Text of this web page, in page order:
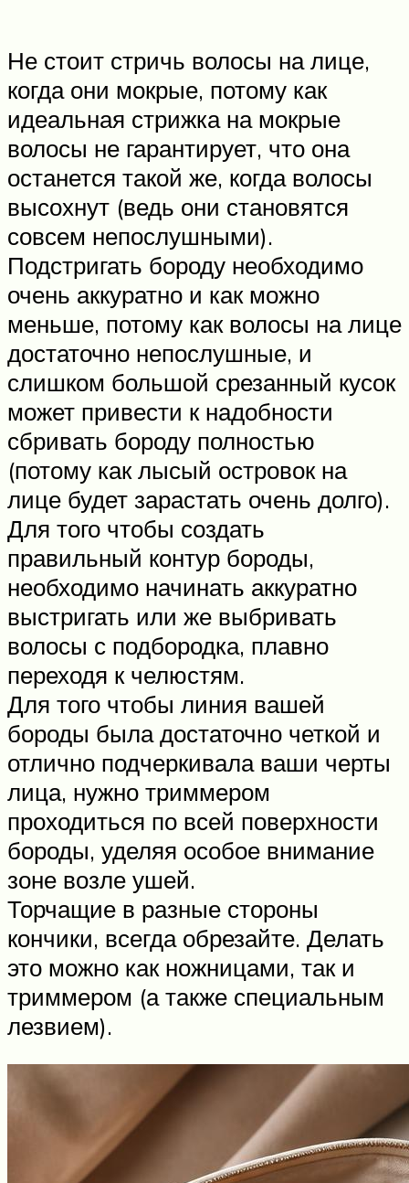
Не стоит стричь волосы на лице,
когда они мокрые, потому как
идеальная стрижка на мокрые
волосы не гарантирует, что она
останется такой же, когда волосы
высохнут (ведь они становятся
совсем непослушными).
Подстригать бороду необходимо
очень аккуратно и как можно
меньше, потому как волосы на лице
достаточно непослушные, и
слишком большой срезанный кусок
может привести к надобности
сбривать бороду полностью
(потому как лысый островок на
лице будет зарастать очень долго).
Для того чтобы создать
правильный контур бороды,
необходимо начинать аккуратно
выстригать или же выбривать
волосы с подбородка, плавно
переходя к челюстям.
Для того чтобы линия вашей
бороды была достаточно четкой и
отлично подчеркивала ваши черты
лица, нужно триммером
проходиться по всей поверхности
бороды, уделяя особое внимание
зоне возле ушей.
Торчащие в разные стороны
кончики, всегда обрезайте. Делать
это можно как ножницами, так и
триммером (а также специальным
лезвием).